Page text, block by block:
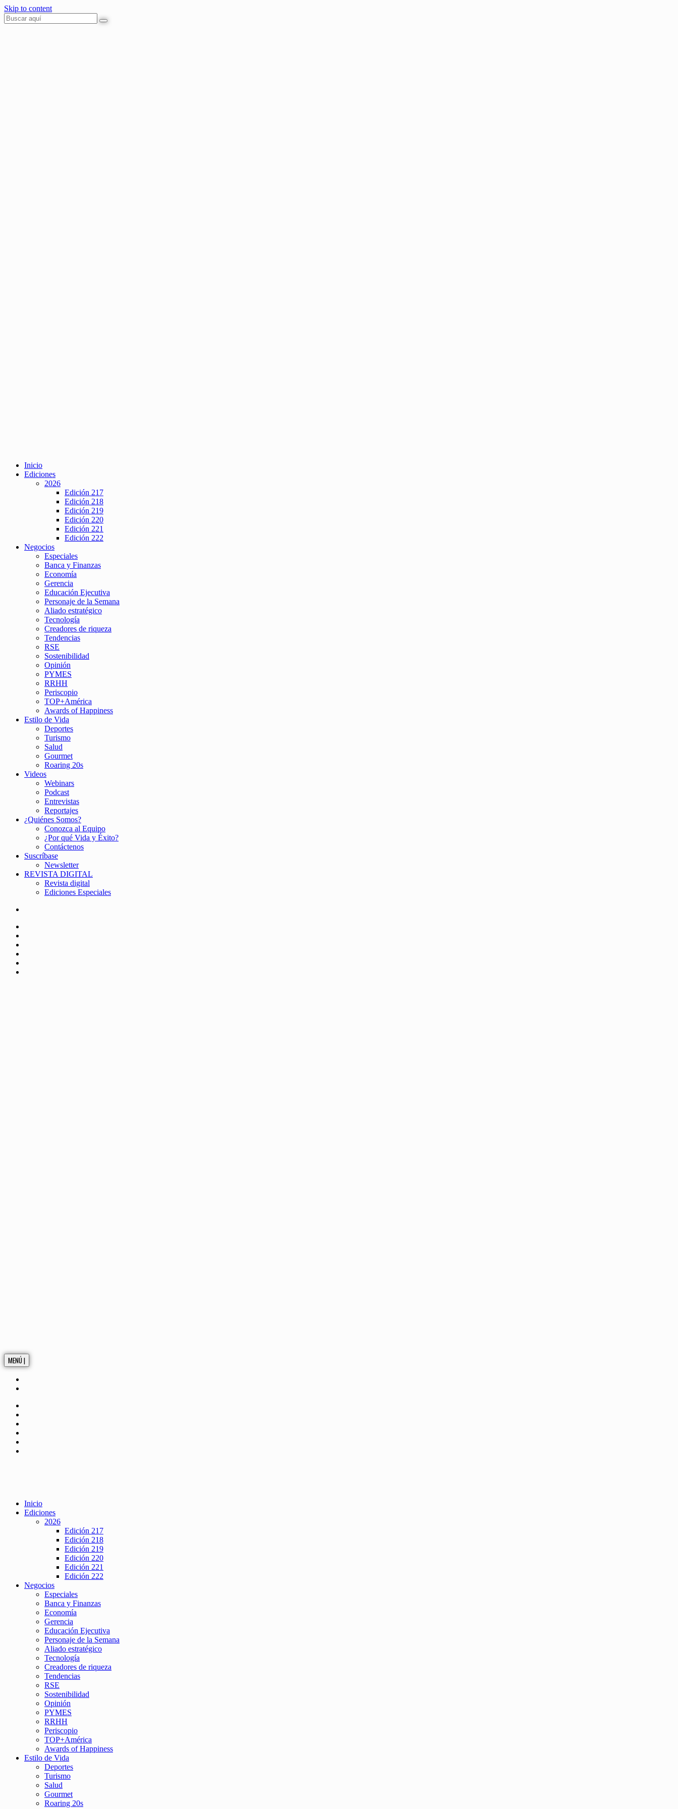
Skip to content
Inicio
Ediciones
2026
Edición 217
Edición 218
Edición 219
Edición 220
Edición 221
Edición 222
Negocios
Especiales
Banca y Finanzas
Economía
Gerencia
Educación Ejecutiva
Personaje de la Semana
Aliado estratégico
Tecnología
Creadores de riqueza
Tendencias
RSE
Sostenibilidad
Opinión
PYMES
RRHH
Periscopio
TOP+América
Awards of Happiness
Estilo de Vida
Deportes
Turismo
Salud
Gourmet
Roaring 20s
Videos
Webinars
Podcast
Entrevistas
Reportajes
¿Quiénes Somos?
Conozca al Equipo
¿Por qué Vida y Éxito?
Contáctenos
Suscríbase
Newsletter
REVISTA DIGITAL
Revista digital
Ediciones Especiales
MENÚ |
Inicio
Ediciones
2026
Edición 217
Edición 218
Edición 219
Edición 220
Edición 221
Edición 222
Negocios
Especiales
Banca y Finanzas
Economía
Gerencia
Educación Ejecutiva
Personaje de la Semana
Aliado estratégico
Tecnología
Creadores de riqueza
Tendencias
RSE
Sostenibilidad
Opinión
PYMES
RRHH
Periscopio
TOP+América
Awards of Happiness
Estilo de Vida
Deportes
Turismo
Salud
Gourmet
Roaring 20s